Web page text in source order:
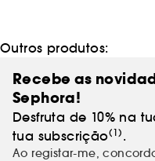
Outros produtos:
Recebe as
Sephora!
Desfruta de 10% na
tua subscrição(1) .
Ao registar-me,